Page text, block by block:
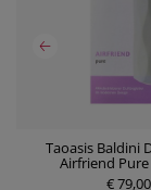
Taoasis Baldini
Airfriend Pure
€ 79,00